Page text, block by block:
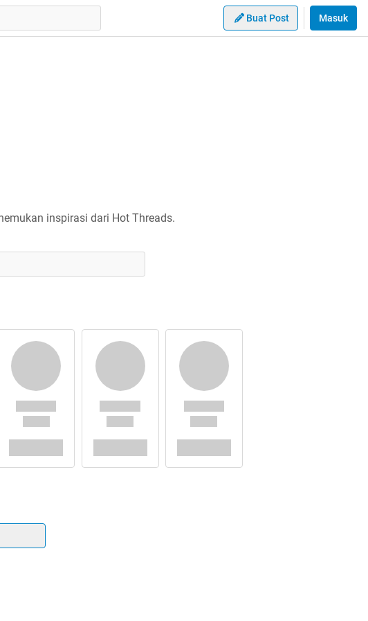
Buat Post Masuk
inspirasi dari Hot Threads.